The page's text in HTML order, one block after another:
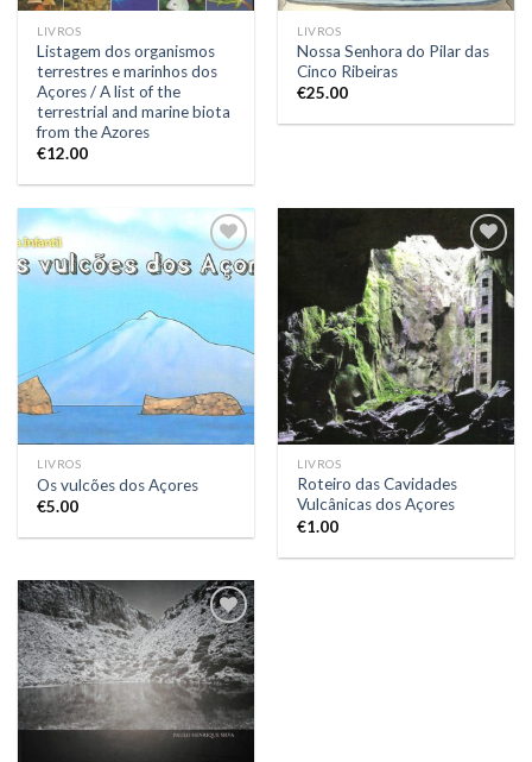
LIVROS
Listagem dos organismos
terrestres e marinhos dos
Açores / A list of the
terrestrial and marine biota
from the Azores
€12.00
LIVROS
Nossa Senhora do Pilar das
Cinco Ribeiras
€25.00
Wishlist
LIVROS
Os vulcões dos Açores
€5.00
Add to
Wishlist
LIVROS
Roteiro das Cavidades
Vulcânicas dos Açores
€1.00
Add to
Wishlist